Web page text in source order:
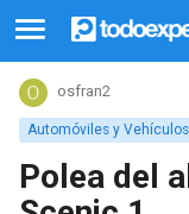
Automóviles y Vehículos
osfran2
Polea del